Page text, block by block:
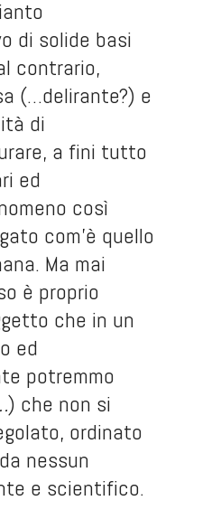
di solide basi
contrario,
(…delirante?) e
di
a fini tutto
ed
così
com’è quello
Ma mai
è proprio
che in un
ed
potremmo
) che non si
ordinato
nessun
e scientifico.